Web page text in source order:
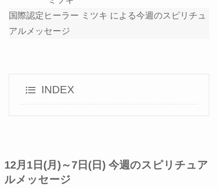
国際認定ヒーラー ミツキ による今週のスピリチュ
アルメッセージ
INDEX
12月1日(月)～7日(日) 今週のスピリチュア
ルメッセージ